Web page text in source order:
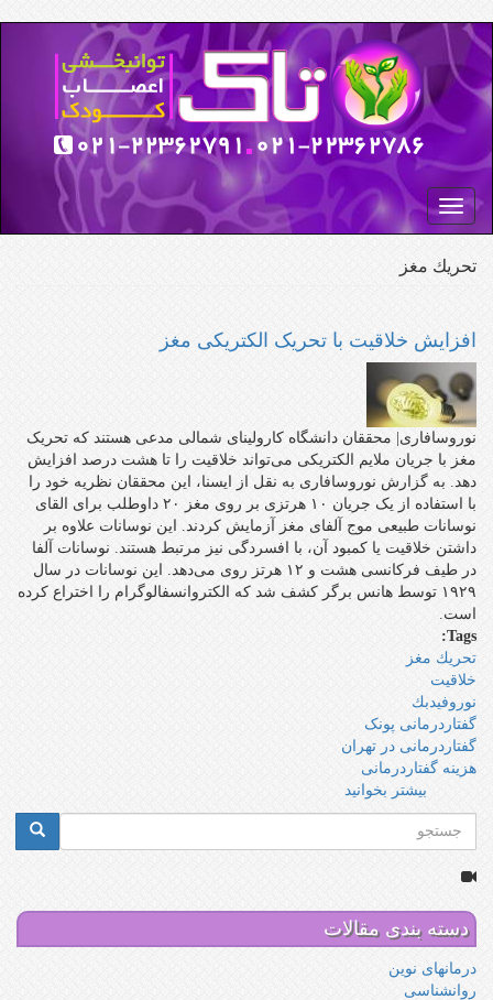
رفتن
به
محتوای
اصلی
Toggle
navigation
تحريك مغز
افزایش خلاقیت با تحریک الکتریکی مغز
نوروسافاری| محققان دانشگاه کارولینای شمالی مدعی هستند که تحریک
مغز با جریان ملایم الکتریکی می‌تواند خلاقیت را تا هشت درصد افزایش
دهد. به گزارش نوروسافاری به نقل از ایسنا، این محققان نظریه خود را
با استفاده از یک جریان ۱۰ هرتزی بر روی مغز ۲۰ داوطلب برای القای
نوسانات طبیعی موج آلفای مغز آزمایش کردند. این نوسانات علاوه بر
داشتن خلاقیت یا کمبود آن، با افسردگی نیز مرتبط هستند. نوسانات آلفا
در طیف فرکانسی هشت و ۱۲ هرتز روی می‌دهد. این نوسانات در سال
۱۹۲۹ توسط هانس برگر کشف شد که الکتروانسفالوگرام را اختراع کرده
است.
Tags:
تحريك مغز
خلاقيت
نوروفيدبك
گفتاردرمانی پونک
گفتاردرمانی در تهران
هزینه گفتاردرمانی
بیشتر بخوانید
افزایش
مغز
جستجو
دسته بندی مقالات
درمانهای نوین
روانشناسی